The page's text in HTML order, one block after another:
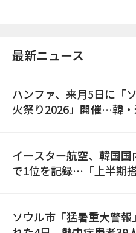
最新ニュース
ハンファ、来月5日に「
火祭り2026」開催…韓
イースター航空、韓国国
で1位を記録…「上半期
ソウル市「猛暑重大警報